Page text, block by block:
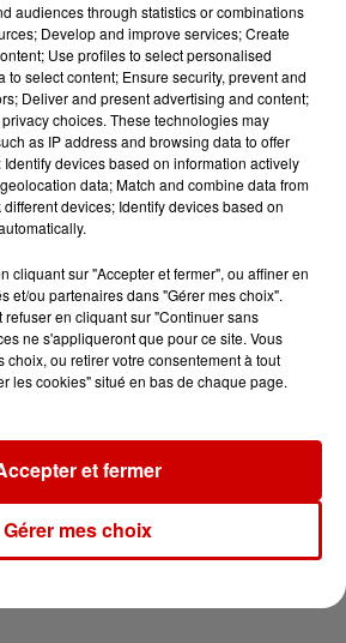
Bent en...
Voir plus
vos places pour le
vos entrées pour le
!
vous invite à
Xperiences !
audiences through statistics or combinations
Develop and improve services; Create
Use profiles to select personalised
to select content; Ensure security, prevent and
Deliver and present advertising and content;
choices. These technologies may
as IP address and browsing data to offer
devices based on information actively
data; Match and combine data from
devices; Identify devices based on
cliquant sur "Accepter et fermer", ou affiner en
et/ou partenaires dans "Gérer mes choix".
en cliquant sur "Continuer sans
ne s'appliqueront que pour ce site. Vous
choix, ou retirer votre consentement à tout
les cookies" situé en bas de chaque page.
Gérer mes choix
et fermer